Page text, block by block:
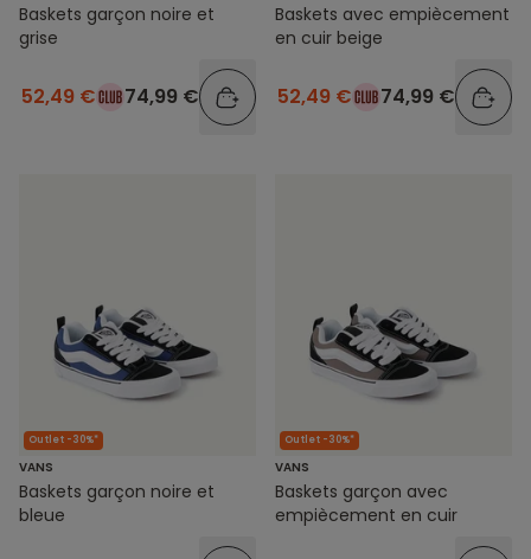
Baskets garçon noire et
grise
52,49 € 74,99 €
Baskets avec empiècement
en cuir beige
52,49 € 74,99 €
Outlet -30%*
VANS
Baskets garçon noire et
bleue
Outlet -30%*
VANS
Baskets garçon avec
empiècement en cuir